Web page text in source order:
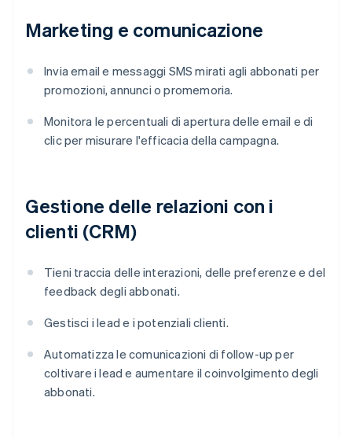
Marketing e comunicazione
Invia email e messaggi SMS mirati agli abbonati per
promozioni, annunci o promemoria.
Monitora le percentuali di apertura delle email e di
clic per misurare l'efficacia della campagna.
Gestione delle relazioni con i
clienti (CRM)
Tieni traccia delle interazioni, delle preferenze e del
feedback degli abbonati.
Gestisci i lead e i potenziali clienti.
Automatizza le comunicazioni di follow-up per
coltivare i lead e aumentare il coinvolgimento degli
abbonati.